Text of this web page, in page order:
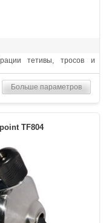
тетивы, тросов и
Больше параметров
TF804